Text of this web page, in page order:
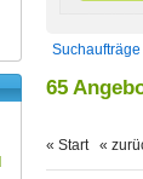
65
« Start «